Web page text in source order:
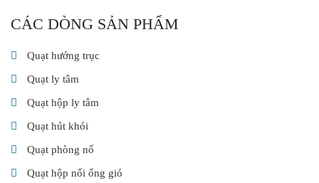
CÁC DÒNG SẢN PHẨM
Quạt hướng trục
Quạt ly tâm
Quạt hộp ly tâm
Quạt hút khói
Quạt phòng nổ
Quạt hộp nối ống gió